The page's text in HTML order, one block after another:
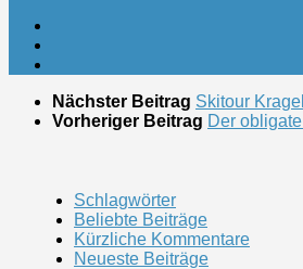
Nächster Beitrag Skitour
Vorheriger Beitrag Der
Schlagwörter
Beliebte Beiträge
Kürzliche Kommentare
Neueste Beiträge